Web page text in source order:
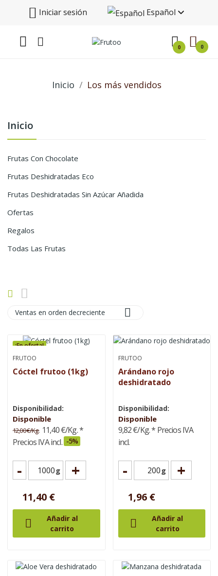
Iniciar sesión Español
0 0
Inicio Los más vendidos
Inicio
Frutas Con Chocolate
Frutas Deshidratadas Eco
Frutas Deshidratadas Sin Azúcar Añadida
Ofertas
Regalos
Todas Las Frutas
Ventas en orden decreciente 
¡En oferta!
FRUTOO
Cóctel frutoo (1kg)
Disponibilidad:
Disponible
12,00 €/Kg. 11,40 €/Kg.*
Precios IVA incl. -5%
- +
g
11,40 €

Añadir al
carrito
FRUTOO
Arándano rojo
deshidratado
Disponibilidad:
Disponible
9,82 €/Kg.* Precios IVA
incl.
- +
g
1,96 €

Añadir al
carrito